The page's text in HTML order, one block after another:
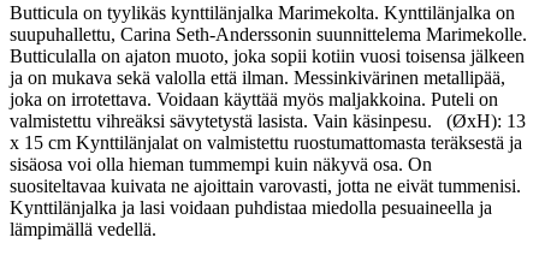
Butticula on tyylikäs kynttilänjalka Marimekolta. Kynttilänjalka on
suupuhallettu, Carina Seth-Anderssonin suunnittelema Marimekolle.
Butticulalla on ajaton muoto, joka sopii kotiin vuosi toisensa jälkeen
ja on mukava sekä valolla että ilman. Messinkivärinen metallipää,
joka on irrotettava. Voidaan käyttää myös maljakkoina. Puteli on
valmistettu vihreäksi sävytetystä lasista. Vain käsinpesu. (ØxH): 13
x 15 cm Kynttilänjalat on valmistettu ruostumattomasta teräksestä ja
sisäosa voi olla hieman tummempi kuin näkyvä osa. On
suositeltavaa kuivata ne ajoittain varovasti, jotta ne eivät tummenisi.
Kynttilänjalka ja lasi voidaan puhdistaa miedolla pesuaineella ja
lämpimällä vedellä.